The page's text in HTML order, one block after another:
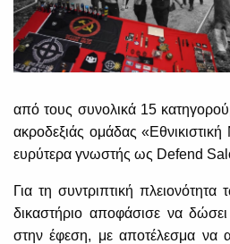
από τους συνολικά 15
ακροδεξιάς ομάδας
ευρύτερα γνωστής ως Defend
Για τη συντριπτική
δικαστήριο αποφάσισε να
στην έφεση, με αποτέλεσμα να